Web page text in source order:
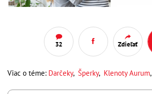
32 Zdieľať
Viac o téme: Darčeky, Šperky, Klenoty Aurum,